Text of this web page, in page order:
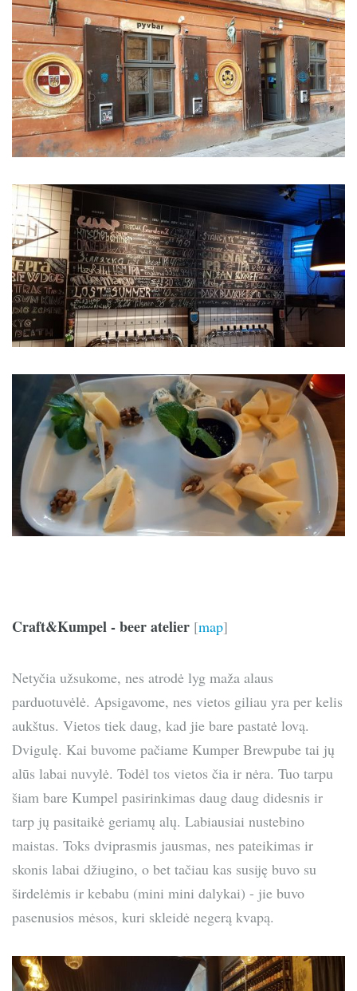
Craft&Kumpel - beer atelier [map]
Netyčia užsukome, nes atrodė lyg maža alaus
parduotuvėlė. Apsigavome, nes vietos giliau yra per kelis
aukštus. Vietos tiek daug, kad jie bare pastatė lovą.
Dvigulę. Kai buvome pačiame Kumper Brewpube tai jų
alūs labai nuvylė. Todėl tos vietos čia ir nėra. Tuo tarpu
šiam bare Kumpel pasirinkimas daug daug didesnis ir
tarp jų pasitaikė geriamų alų. Labiausiai nustebino
maistas. Toks dviprasmis jausmas, nes pateikimas ir
skonis labai džiugino, o bet tačiau kas susiję buvo su
širdelėmis ir kebabu (mini mini dalykai) - jie buvo
pasenusios mėsos, kuri skleidė negerą kvapą.